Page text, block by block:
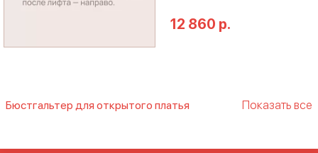
12 860 р.
Бюстгальтер для открытого платья
Показать все